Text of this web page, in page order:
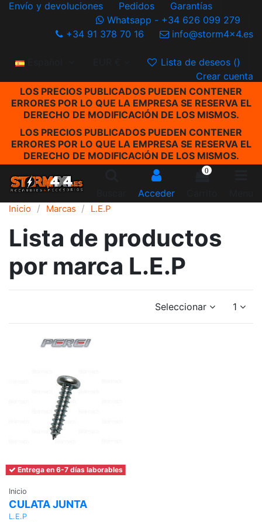
Envío y devoluciones Pedidos
Garantías
Whatsapp - +34 626 099 279
+34 91 378 70 16
info@storm4x4.es
Español Lista de deseos ()
Crear cuenta
LOS PRECIOS PUBLICADOS PUEDEN CONTENER
ERRORES POR LO QUE LA EMPRESA SE RESERVA EL
DERECHO DE MODIFICACIÓN DE LOS MISMOS.
LOS PRECIOS PUBLICADOS PUEDEN CONTENER
ERRORES POR LO QUE LA EMPRESA SE RESERVA EL
DERECHO DE MODIFICACIÓN DE LOS MISMOS.
Acceder
0
Inicio Marcas L.E.P
Lista de productos
por marca L.E.P
Seleccionar 1
Entrega en 6-7 días laborables
Inicio
CULATA JUNTA
L.E.P